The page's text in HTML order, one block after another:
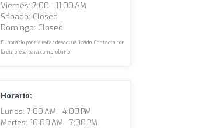
Viernes: 7:00 – 11:00 AM
Sábado: Closed
Domingo: Closed
El horario podría estar desactualizado. Contacta con
la empresa para comprobarlo.
Horario:
Lunes: 7:00 AM – 4:00 PM
Martes: 10:00 AM – 7:00 PM